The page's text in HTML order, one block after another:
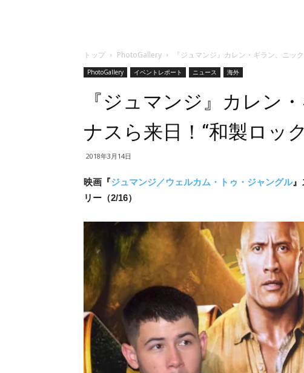
トップ PhotoGallery 『ジュマンジ』カレン・ギラン、ニッ
PhotoGallery イベントレポート ニュース 海外
『ジュマンジ』カレン
ナスら来日！“和製ロッ
2018年3月14日
映画『ジュマンジ／ウェルカム・トゥ・ジャングル』
リー（2/16）